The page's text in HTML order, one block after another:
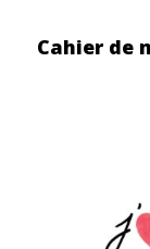
Cahier de